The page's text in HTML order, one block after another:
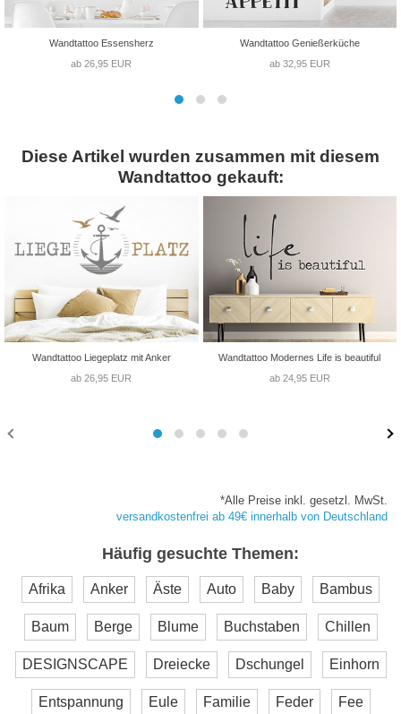
Wandtattoo Essensherz
ab 26,95 EUR
Wandtattoo Genießerküche
ab 32,95 EUR
Diese Artikel wurden zusammen mit diesem
Wandtattoo gekauft:
Wandtattoo Liegeplatz mit Anker
ab 26,95 EUR
Wandtattoo Modernes Life is beautiful
ab 24,95 EUR
*Alle Preise inkl. gesetzl. MwSt.
versandkostenfrei ab 49€ innerhalb von Deutschland
Häufig gesuchte Themen:
Afrika Anker Äste Auto Baby Bambus
Baum Berge Blume Buchstaben Chillen
DESIGNSCAPE Dreiecke Dschungel Einhorn
Entspannung Eule Familie Feder Fee